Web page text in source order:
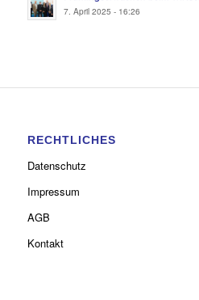
7. April 2025 - 16:26
RECHTLICHES
Datenschutz
Impressum
AGB
Kontakt